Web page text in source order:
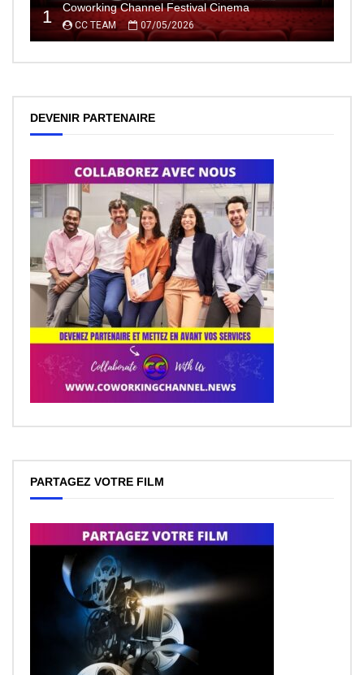
1 Coworking Channel Festival Cinema
CC TEAM 07/05/2026
DEVENIR PARTENAIRE
PARTAGEZ VOTRE FILM